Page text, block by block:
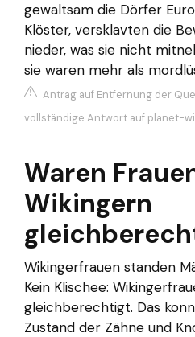
gewaltsam die Dörfer
Klöster, versklavten die
nieder, was sie nicht
sie waren mehr als
Antrag auf Entfernung der
vollständige Antwort auf planet-
Waren
Wikingern
Wikingerfrauen standen
Kein Klischee:
gleichberechtigt. Das
Zustand der Zähne und